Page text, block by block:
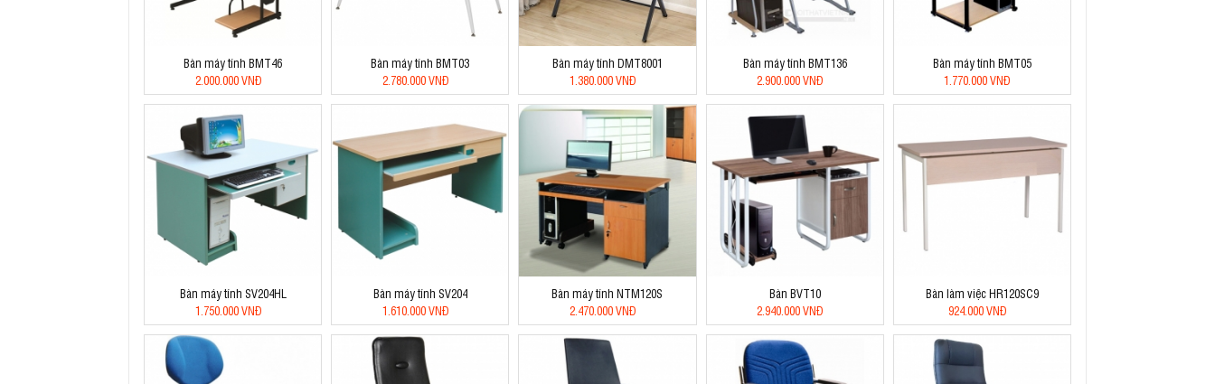
Bàn máy tính BMT46
2.000.000 VNĐ
Bàn máy tính BMT03
2.780.000 VNĐ
Bàn máy tính DMT8001
1.380.000 VNĐ
Bàn máy tính BMT136
2.900.000 VNĐ
Bàn máy tính BMT05
1.770.000 VNĐ
Bàn máy tính SV204HL
1.750.000 VNĐ
Bàn máy tính SV204
1.610.000 VNĐ
Bàn máy tính NTM120S
2.470.000 VNĐ
Bàn BVT10
2.940.000 VNĐ
Bàn làm việc HR120SC9
924.000 VNĐ